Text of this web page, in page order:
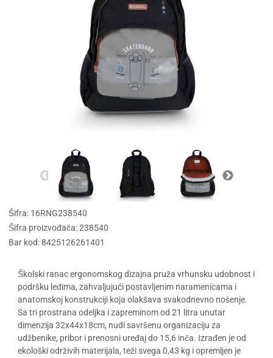
Šifra: 16RNG238540
Šifra proizvođača: 238540
Bar kod: 8425126261401
Školski ranac ergonomskog dizajna pruža vrhunsku udobnost i
podršku leđima, zahvaljujući postavljenim naramenicama i
anatomskoj konstrukciji koja olakšava svakodnevno nošenje.
Sa tri prostrana odeljka i zapreminom od 21 litra unutar
dimenzija 32x44x18cm, nudi savršenu organizaciju za
udžbenike, pribor i prenosni uređaj do 15,6 inča. Izrađen je od
ekološki održivih materijala, teži svega 0,43 kg i opremljen je